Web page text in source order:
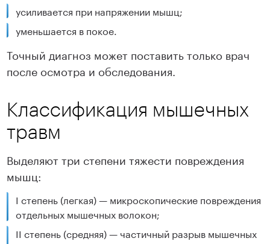
усиливается при напряжении мышц;
уменьшается в покое.
Точный диагноз может поставить только врач
после осмотра и обследования.
Классификация мышечных
травм
Выделяют три степени тяжести повреждения
мышц:
I степень (легкая) — микроскопические повреждения
отдельных мышечных волокон;
II степень (средняя) — частичный разрыв мышечных